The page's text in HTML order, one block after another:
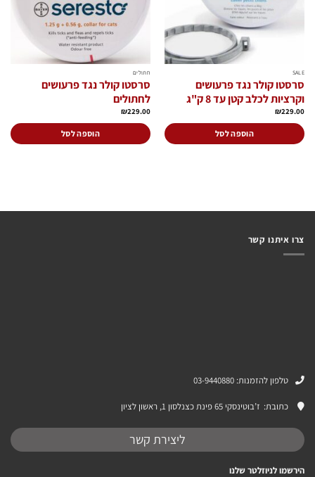
SALE
סרסטו קולר נגד פרעושים
וקרציות לכלב קטן עד 8 ק"ג
₪229.00
הוספה לסל
חתולים
סרסטו קולר נגד פרעושים
לחתולים
₪229.00
הוספה לסל
צרו איתנו קשר
טלפון להזמנות: 03-9440880
כתובת: ז’בוטינסקי 65 פינת כצנלסון 1, ראשון לציון
ליצירת קשר
הירשמו לניוזלטר שלנו